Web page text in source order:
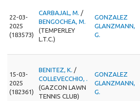
22-03-
2025
(183573)
CARBAJAL, M. /
BENGOCHEA, M.
(TEMPERLEY
L.T.C.)
GONZALEZ
GLANZMANN,
G.
15-03-
2025
(182361)
BENITEZ, K. /
COLLEVECCHIO, .
(GAZCON LAWN
TENNIS CLUB)
GONZALEZ
GLANZMANN,
G.